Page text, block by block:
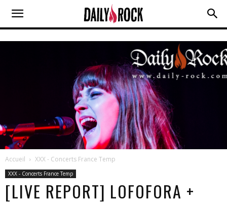
Accueil XXX - Concerts France Temp
XXX - Concerts France Temp
[LIVE REPORT] LOFOFORA +